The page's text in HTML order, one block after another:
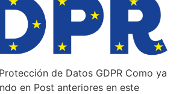
de Datos GDPR Como ya
en Post anteriores en este